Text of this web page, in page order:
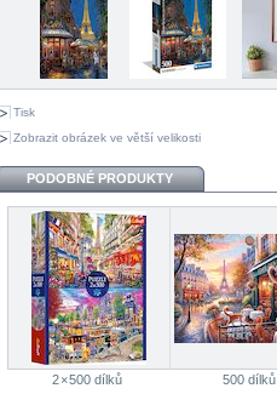
Tisk
Zobrazit obrázek ve větší velikosti
PODOBNÉ PRODUKTY
2 × 500 dílků 500 dílků